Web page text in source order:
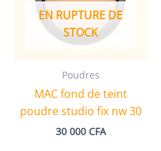
EN RUPTURE DE
STOCK
Poudres
MAC fond de teint
poudre studio fix nw 30
30 000 CFA